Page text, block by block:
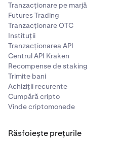
Tranzacționare pe marjă
Futures Trading
Tranzacționare OTC
Instituții
Tranzacționarea API
Centrul API Kraken
Recompense de staking
Trimite bani
Achiziții recurente
Cumpără cripto
Vinde criptomonede
Răsfoiește prețurile